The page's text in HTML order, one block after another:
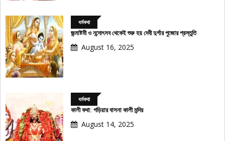
ধর্মকথা
জন্মাষ্টমী ও নন্দোৎসব থেকেই শুরু হয় দেবী দুর্গার পুজোর প্রস্তুতি
August 16, 2025
ধর্মকথা
কালী কথা: গড়িয়ার বাসনা কালী মন্দির
August 14, 2025